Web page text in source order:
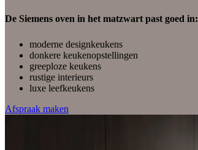
De Siemens oven in het matzwart past goed in:
moderne designkeukens
donkere keukenopstellingen
greeploze keukens
rustige interieurs
luxe leefkeukens
Afspraak maken